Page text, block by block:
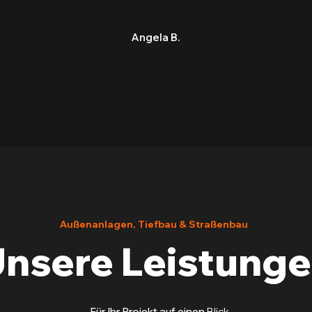
Angela B.
Außenanlagen, Tiefbau & Straßenbau